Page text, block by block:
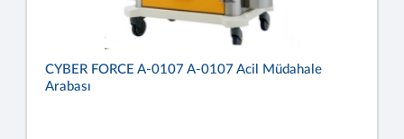
CYBER FORCE A-0107 A-0107 Acil Müdahale
Arabası